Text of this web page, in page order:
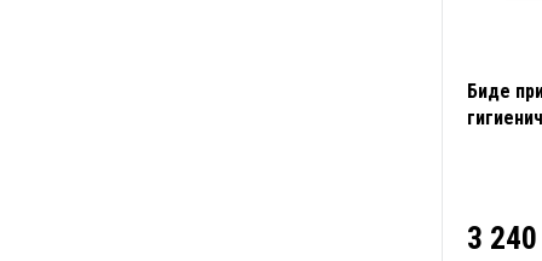
Биде
3